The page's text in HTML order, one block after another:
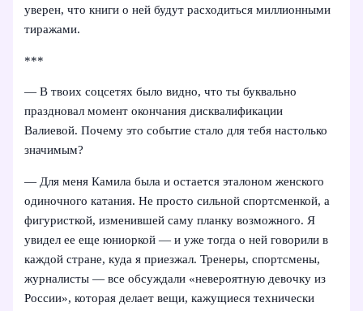
уверен, что книги о ней будут расходиться миллионными
тиражами.
***
— В твоих соцсетях было видно, что ты буквально
праздновал момент окончания дисквалификации
Валиевой. Почему это событие стало для тебя настолько
значимым?
— Для меня Камила была и остается эталоном женского
одиночного катания. Не просто сильной спортсменкой, а
фигуристкой, изменившей саму планку возможного. Я
увидел ее еще юниоркой — и уже тогда о ней говорили в
каждой стране, куда я приезжал. Тренеры, спортсмены,
журналисты — все обсуждали «невероятную девочку из
России», которая делает вещи, кажущиеся технически